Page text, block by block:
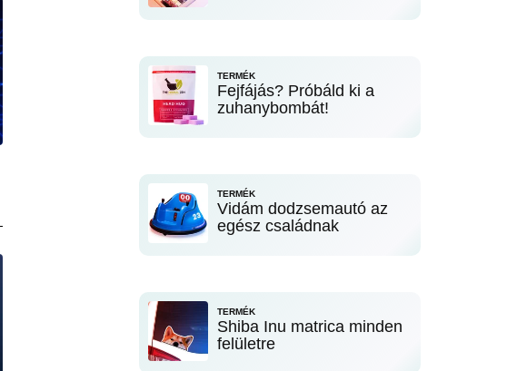
TERMÉK
Fejfájás? Próbáld ki a
zuhanybombát!
TERMÉK
Vidám dodzsemautó az
egész családnak
TERMÉK
Shiba Inu matrica minden
felületre